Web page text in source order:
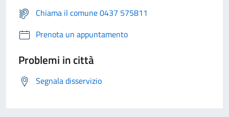
Chiama il comune 0437 575811
Prenota un appuntamento
Problemi in città
Segnala disservizio